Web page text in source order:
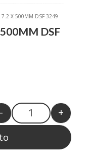
X 500MM DSF 3249
DSF
Quantity
- +